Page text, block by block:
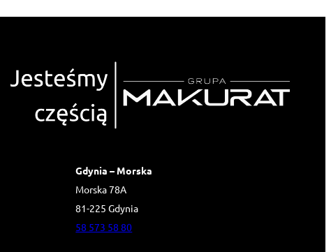
Gdynia – Morska
Morska 78A
81-225 Gdynia
58 573 58 80